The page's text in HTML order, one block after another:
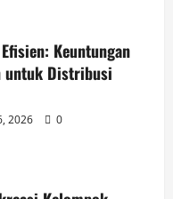
Keuntungan
untuk Distribusi
2026 0